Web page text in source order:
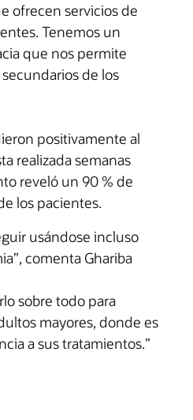
ofrecen servicios de
Tenemos un
que nos permite
de los
positivamente al
realizada semanas
reveló un 90 % de
los pacientes.
usándose incluso
comenta Ghariba
sobre todo para
mayores, donde es
a sus tratamientos.”